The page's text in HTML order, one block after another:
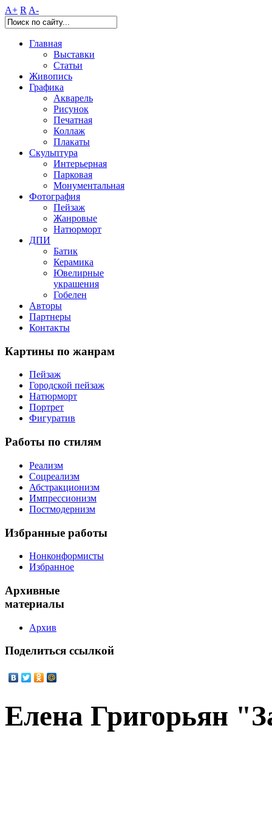
A+ R A-
Главная
Выставки
Статьи
Живопись
Графика
Акварель
Рисунок
Печатная
Коллаж
Плакаты
Скульптура
Интерьерная
Парковая
Монументальная
Фотография
Пейзаж
Жанровые
Натюрморт
ДПИ
Батик
Керамика
Ювелирные
украшения
Гобелен
Авторы
Партнеры
Контакты
Картины по жанрам
Пейзаж
Городской пейзаж
Натюрморт
Портрет
Фигуратив
Работы по стилям
Реализм
Соцреализм
Абстракционизм
Импрессионизм
Постмодернизм
Избранные работы
Нонконформисты
Избранное
Архивные
материалы
Архив
Поделиться ссылкой
Елена Григорьян